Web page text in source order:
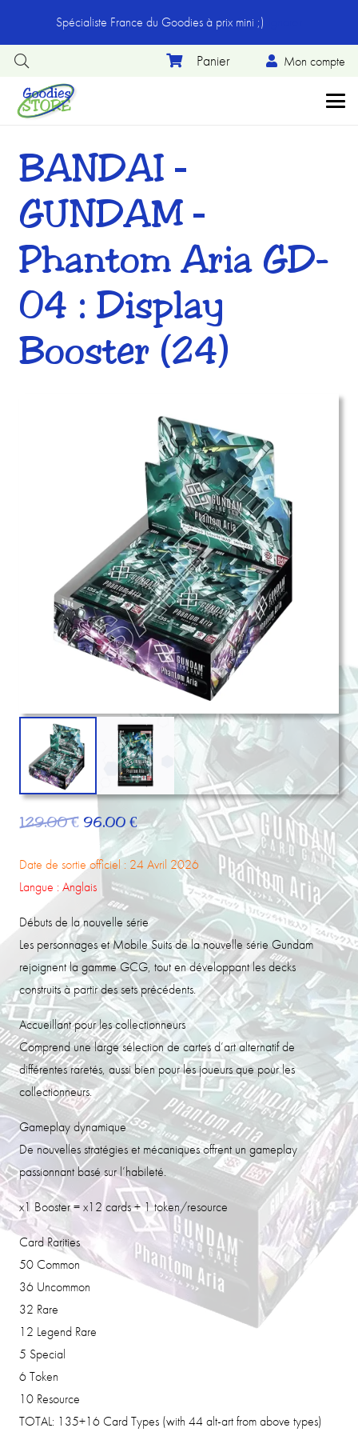
Spécialiste France du Goodies à prix mini ;)
Mon compte
BANDAI –
GUNDAM –
Phantom Aria GD-
04 : Display
Booster (24)
129.00€ Le
prix
initial
était :
129.00 €.
96.00 €Le
prix
actuel
96.00 €.
Date de sortie officiel : 24 Avril 2026
Langue : Anglais
Débuts de la nouvelle série
Les personnages et Mobile Suits de la nouvelle série Gundam
rejoignent la gamme GCG, tout en développant les decks
construits à partir des sets précédents.
Accueillant pour les collectionneurs
Comprend une large sélection de cartes d’art alternatif de
différentes raretés, aussi bien pour les joueurs que pour les
collectionneurs.
Gameplay dynamique
De nouvelles stratégies et mécaniques offrent un gameplay
passionnant basé sur l’habileté.
x1 Booster = x12 cards + 1 token/resource
Card Rarities
50 Common
36 Uncommon
32 Rare
12 Legend Rare
5 Special
6 Token
10 Resource
TOTAL: 135+16 Card Types (with 44 alt-art from above types)